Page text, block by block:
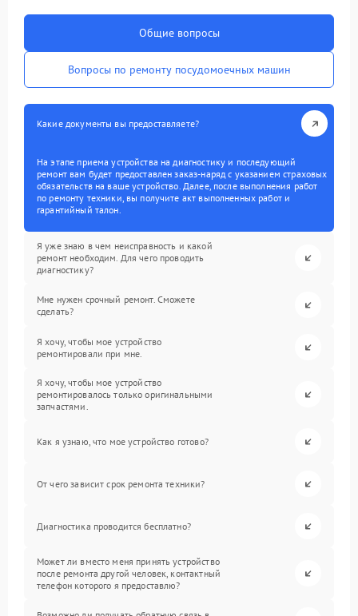
Общие вопросы
Вопросы по ремонту посудомоечных машин
Какие документы вы предоставляете?
На этапе приема устройства на диагностику и последующий
ремонт вам будет предоставлен заказ-наряд с указанием страховых
обязательств на ваше устройство. Далее, после выполнения работ
по ремонту техники, вы получите акт выполненных работ и
гарантийный талон.
Я уже знаю в чем неисправность и какой
ремонт необходим. Для чего проводить
диагностику?
Мне нужен срочный ремонт. Сможете
сделать?
Я хочу, чтобы мое устройство
ремонтировали при мне.
Я хочу, чтобы мое устройство
ремонтировалось только оригинальными
запчастями.
Как я узнаю, что мое устройство готово?
От чего зависит срок ремонта техники?
Диагностика проводится бесплатно?
Может ли вместо меня принять устройство
после ремонта другой человек, контактный
телефон которого я предоставлю?